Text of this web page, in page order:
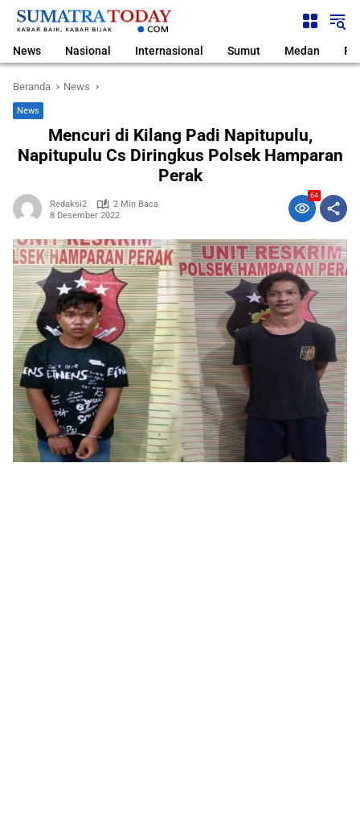
Langsung
News Nasional Internasional Sumut Medan
Beranda News
News
Mencuri di Kilang Padi Napitupulu,
Napitupulu Cs Diringkus Polsek Hamparan
Perak
Redaksi2
2 Min Baca
8 Desember 2022
64